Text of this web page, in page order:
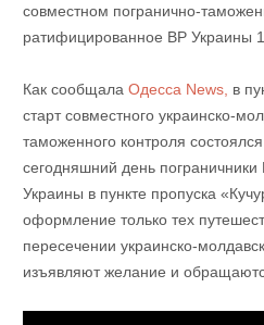
совместном погранично-
ратифицированное ВР Украины
Как сообщала Одесса News, в
старт совместного украинско-
таможенного контроля
сегодняшний день
Украины в пункте пропуска
оформление только тех
пересечении украинско-
изъявляют желание и